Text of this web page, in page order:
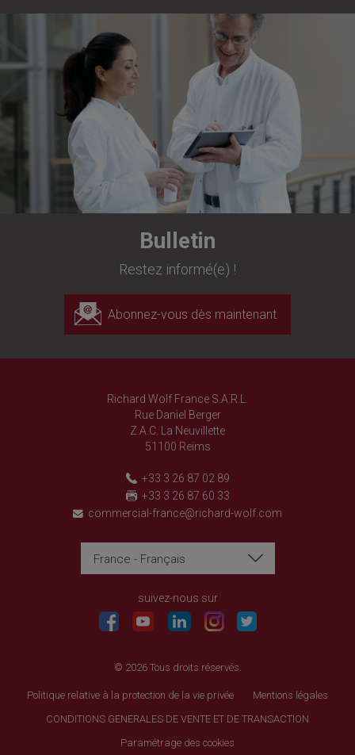
Bulletin
Restez informé(e) !
Abonnez-vous dès maintenant
Richard Wolf France S.A.R.L.
Rue Daniel Berger
Z.A.C. La Neuvillette
51100 Reims
+33 3 26 87 02 89
+33 3 26 87 60 33
commercial-france@richard-wolf.com
France - Français
suivez-nous sur
© 2026 Tous droits réservés.
Politique relative à la protection de la vie privée
Mentions légales
CONDITIONS GENERALES DE VENTE ET DE TRANSACTION
Paramétrage des cookies